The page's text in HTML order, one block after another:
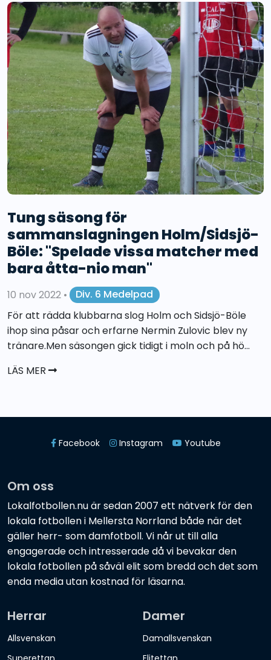
Tung säsong för
sammanslagningen Holm/Sidsjö-
Böle: "Spelade vissa matcher med
bara åtta-nio man"
10 nov 2022 •
Div. 6 Medelpad
För att rädda klubbarna slog Holm och Sidsjö-Böle
ihop sina påsar och erfarne Nermin Zulovic blev ny
tränare.Men säsongen gick tidigt i moln och på hö...
LÄS MER
Facebook Instagram Youtube
Om oss
Lokalfotbollen.nu är sedan 2007 ett nätverk för den
lokala fotbollen i Mellersta Norrland både när det
gäller herr- som damfotboll. Vi når ut till alla
engagerade och intresserade då vi bevakar den
lokala fotbollen på såväl elit som bredd och det som
enda media utan kostnad för läsarna.
Herrar
Allsvenskan
Damer
Damallsvenskan